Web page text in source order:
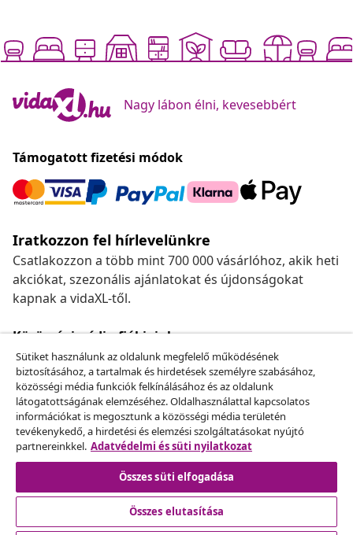
Nagy lábon élni, kevesebbért
Támogatott fizetési módok
Iratkozzon fel hírlevelünkre
Csatlakozzon a több mint 700 000 vásárlóhoz, akik heti
akciókat, szezonális ajánlatokat és újdonságokat
kapnak a vidaXL-től.
Közösségimédia-fiókjaink
Szerződéstől való elállás
Küldj be egy rendelés lemondására vonatkozó
kérelmet.
Szerződéstől való elállás
Sütiket használunk az oldalunk megfelelő működésének
biztosításához, a tartalmak és hirdetések személyre szabásához,
közösségi média funkciók felkínálásához és az oldalunk
látogatottságának elemzéséhez. Oldalhasználattal kapcsolatos
információkat is megosztunk a közösségi média területén
tevékenykedő, a hirdetési és elemzési szolgáltatásokat nyújtó
partnereinkkel. Adatvédelmi és süti nyilatkozat
Összes süti elfogadása
Összes elutasítása